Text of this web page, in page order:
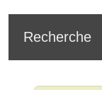
Recherche